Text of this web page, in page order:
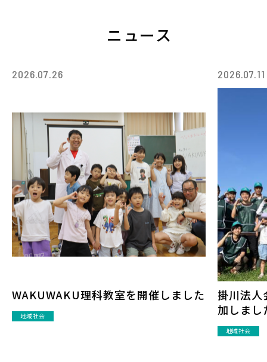
ニュース
2026.07.26
WAKUWAKU理科教室を開催しました
地域社会
2026.07.11
掛川法人
加しまし
地域社会